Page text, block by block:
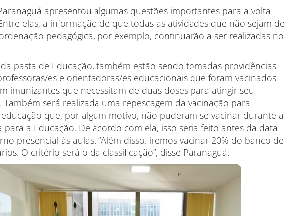
apresentou algumas questões importantes para a volta
elas, a informação de que todas as atividades que não sejam de
pedagógica, por exemplo, continuarão a ser realizadas no
pasta de Educação, também estão sendo tomadas providências
es e orientadoras/es educacionais que foram vacinados
imunizantes que necessitam de duas doses para atingir seu
Também será realizada uma repescagem da vacinação para
que, por algum motivo, não puderam se vacinar durante a
para a Educação. De acordo com ela, isso seria feito antes da data
presencial às aulas. “Além disso, iremos vacinar 20% do banco de
O critério será o da classificação”, disse Paranaguá.